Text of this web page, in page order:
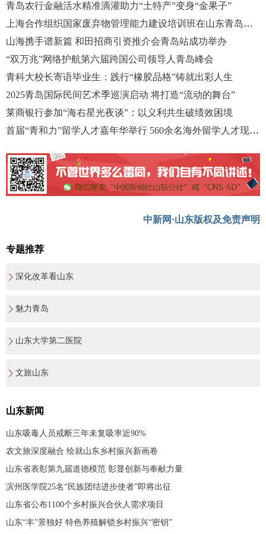
青岛农行金融活水精准滴灌助力“土特产”变身“金果子”
上海合作组织国家废弃物管理能力建设培训班在山东青岛举办
山海携手谱新篇 和田招商引资推介会青岛站成功举办
“双万兆”网络护航第六届跨国公司领导人青岛峰会
青科大校长寄语毕业生：践行“橡胶品格”铸就出彩人生
2025青岛国际民间艺术季巡演启动 将打造“流动的舞台”
莱商银行参加“海右星光夜谈”：以义利共生破绩效困境
首届“青和力”留学人才嘉年华举行 560余名海外留学人才现场参与
中新网·山东版权及免责声明
专题推荐
深化改革看山东
魅力青岛
山东大学第二医院
文旅山东
山东新闻
山东吸毒人员戒断三年未复吸率近90%
农文旅深度融合 绘就山东乡村振兴新画卷
山东省表彰第九届道德模范 彰显创新与奉献力量
滨州医学院25名“民族团结进步使者”即将出征
山东省公布1100个乡村振兴合伙人需求项目
山东“丰”景独好 特色养殖解锁乡村振兴“密钥”